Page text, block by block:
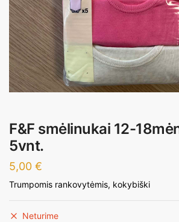
F&F smėlinukai 12-
5vnt.
5,00 €
Trumpomis rankovytėmis, kokybiški
Neturime